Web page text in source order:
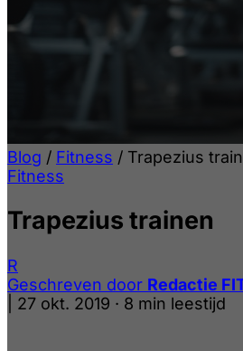
Blog / Fitness / Trapezius
Fitness
Trapezius trainen
R
Geschreven door Redactie
27 okt. 2019 · 8 min leestijd